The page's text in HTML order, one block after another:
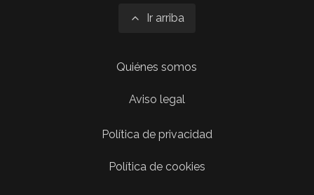
Ir arriba
Quiénes somos
Aviso legal
Política de privacidad
Política de cookies